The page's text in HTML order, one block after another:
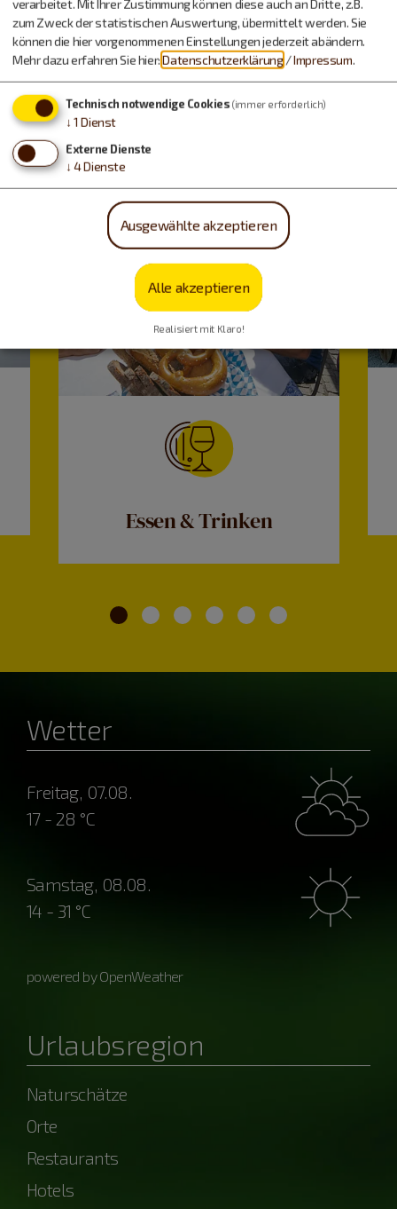
Urlaub machen, essen,
trinken…
Essen & Trinken
Wetter
Freitag, 07.08.
17 - 28 °C
Samstag, 08.08.
14 - 31 °C
powered by OpenWeather
Urlaubsregion
Naturschätze
Orte
Restaurants
Hotels
verarbeitet. Mit Ihrer Zustimmung können diese auch an Dritte, z.B.
zum Zweck der statistischen Auswertung, übermittelt werden. Sie
können die hier vorgenommenen Einstellungen jederzeit abändern.
Mehr dazu erfahren Sie hier:Datenschutzerklärung /Impressum.
Technisch notwendige Cookies (immer erforderlich)
↓ 1 Dienst
Externe Dienste
↓ 4Dienste
Ausgewählte akzeptieren
Alle akzeptieren
Realisiert mit Klaro!